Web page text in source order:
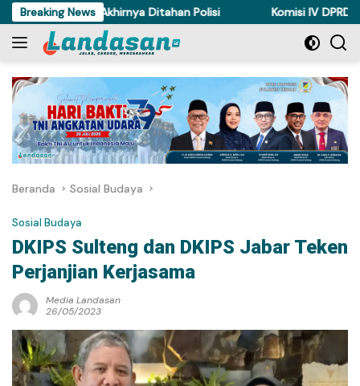
Langsung
ke
konten
Breaking News
di Torue Akhirnya Ditahan Polisi Komisi IV DPRD
Beranda Sosial Budaya
Sosial Budaya
DKIPS Sulteng dan DKIPS Jabar Teken
Perjanjian Kerjasama
Media Landasan
26/05/2023